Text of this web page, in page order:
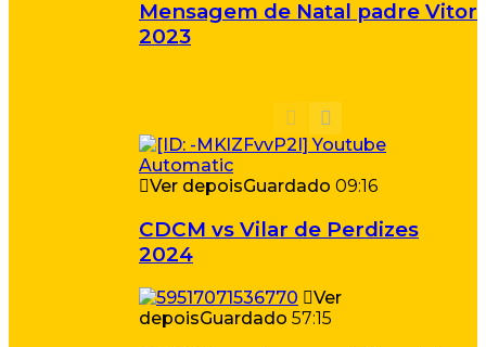
Mensagem de Natal padre Vitor
2023
Ver depoisGuardado 09:16
CDCM vs Vilar de Perdizes
2024
Ver
depoisGuardado 57:15